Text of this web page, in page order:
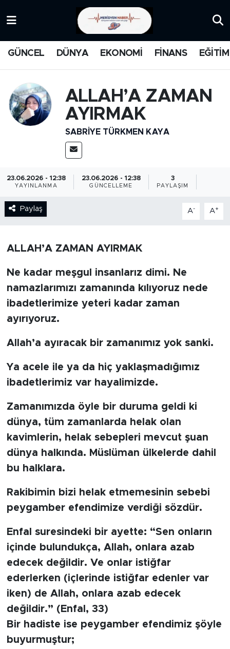
GÜNCEL DÜNYA EKONOMİ FİNANS EĞİTİM
ALLAH’A ZAMAN
AYIRMAK
SABRIYE TÜRKMEN KAYA
23.06.2026 - 12:38
YAYINLANMA
23.06.2026 - 12:38
GÜNCELLEME
3
PAYLAŞIM
Paylaş A- A+
ALLAH’A ZAMAN AYIRMAK
Ne kadar meşgul insanlarız dimi. Ne
namazlarımızı zamanında kılıyoruz nede
ibadetlerimize yeteri kadar zaman
ayırıyoruz.
Allah’a ayıracak bir zamanımız yok sanki.
Ya acele ile ya da hiç yaklaşmadığımız
ibadetlerimiz var hayalimizde.
Zamanımızda öyle bir duruma geldi ki
dünya, tüm zamanlarda helak olan
kavimlerin, helak sebepleri mevcut şuan
dünya halkında. Müslüman ülkelerde dahil
bu halklara.
Rakibimin bizi helak etmemesinin sebebi
peygamber efendimize verdiği sözdür.
Enfal suresindeki bir ayette: “Sen onların
içinde bulundukça, Allah, onlara azab
edecek değildir. Ve onlar istiğfar
ederlerken (içlerinde istiğfar edenler var
iken) de Allah, onlara azab edecek
değildir.” (Enfal, 33)
Bir hadiste ise peygamber efendimiz şöyle
buyurmuştur;
MANŞET
MEDYA
BİLİM-TEKNOLOJİ
RÖPÖRTAJ
ANALİZ
NOSTALJİ
YAZARLAR
DİNİ
POLİTİKA
EKONOMİ
KÜLTÜR SANAT
YAŞAM
TARİHTEN GÜNÜMÜZE
TARİH
KADIN
SAĞLIK
İstanbul Namaz Vakitleri
Trafik Durumu
Süper Lig Puan Durumu ve Fikstür